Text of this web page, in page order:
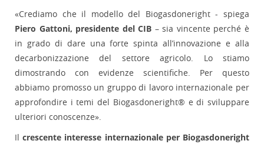
«Crediamo che il modello del Biogasdoneright - spiega
Piero Gattoni, presidente del CIB – sia vincente perché è
in grado di dare una forte spinta all’innovazione e alla
decarbonizzazione del settore agricolo. Lo stiamo
dimostrando con evidenze scientifiche. Per questo
abbiamo promosso un gruppo di lavoro internazionale per
approfondire i temi del Biogasdoneright® e di sviluppare
ulteriori conoscenze».
Ilcrescente interesse internazionale per Biogasdoneright